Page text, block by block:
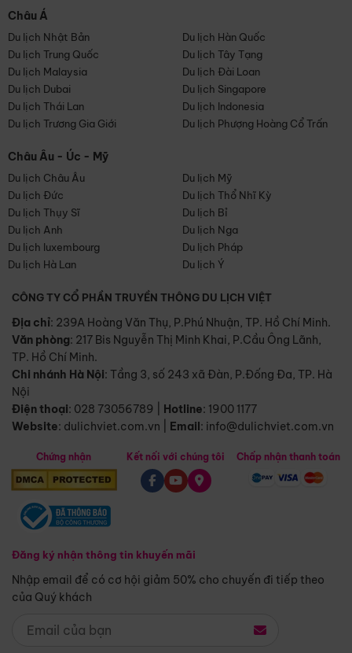
Châu Á
Du lịch Nhật Bản
Du lịch Hàn Quốc
Du lịch Trung Quốc
Du lịch Tây Tạng
Du lịch Malaysia
Du lịch Đài Loan
Du lịch Dubai
Du lịch Singapore
Du lịch Thái Lan
Du lịch Indonesia
Du lịch Trương Gia Giới
Du lịch Phượng Hoàng Cổ Trấn
Châu Âu - Úc - Mỹ
Du lịch Châu Âu
Du lịch Mỹ
Du lịch Đức
Du lịch Thổ Nhĩ Kỳ
Du lịch Thụy Sĩ
Du lịch Bỉ
Du lịch Anh
Du lịch Nga
Du lịch luxembourg
Du lịch Pháp
Du lịch Hà Lan
Du lịch Ý
CÔNG TY CỔ PHẦN TRUYỀN THÔNG DU LỊCH VIỆT
Địa chỉ: 239A Hoàng Văn Thụ, P.Phú Nhuận, TP. Hồ Chí Minh.
Văn phòng: 217 Bis Nguyễn Thị Minh Khai, P.Cầu Ông Lãnh,
TP. Hồ Chí Minh.
Chi nhánh Hà Nội: Tầng 3, số 243 xã Đàn, P.Đống Đa, TP. Hà
Nội
Điện thoại: 028 73056789 Hotline: 1900 1177
Website: dulichviet.com.vn Email: info@dulichviet.com.vn
Chứng nhận
Đăng ký nhận thông tin khuyến mãi
Nhập email để có cơ hội giảm 50% cho chuyến đi tiếp theo
của Quý khách
Kết nối với chúng tôi Chấp nhận thanh toán